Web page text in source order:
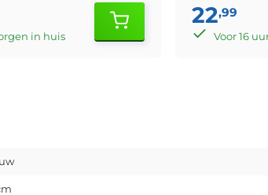
in huis
22,99
Voor 16